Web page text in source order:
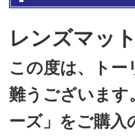
レンズマッ
この度は、トー
難うございます
ーズ」をご購入